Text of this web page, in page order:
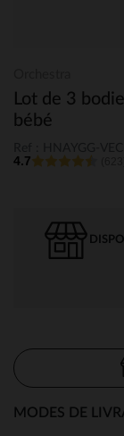
Lot de 3
bébé
4.7
MODES DE